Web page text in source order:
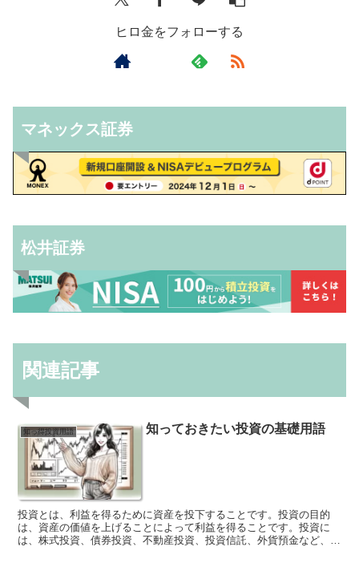
ヒロ金をフォローする
マネックス証券
松井証券
関連記事
知っ得投資用語 知っておきたい投資の基礎用語
投資とは、利益を得るために資産を投下することです。投資の目的
は、資産の価値を上げることによって利益を得ることです。投資に
は、株式投資、債券投資、不動産投資、投資信託、外貨預金など、さ